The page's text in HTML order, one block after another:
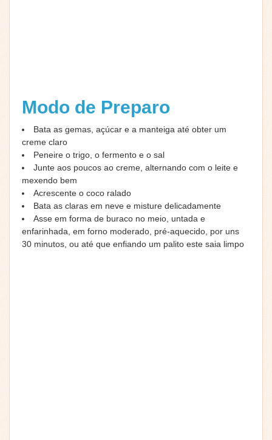
Modo de Preparo
Bata as gemas, açúcar e a manteiga até obter um
creme claro
Peneire o trigo, o fermento e o sal
Junte aos poucos ao creme, alternando com o leite e
mexendo bem
Acrescente o coco ralado
Bata as claras em neve e misture delicadamente
Asse em forma de buraco no meio, untada e
enfarinhada, em forno moderado, pré-aquecido, por uns
30 minutos, ou até que enfiando um palito este saia limpo